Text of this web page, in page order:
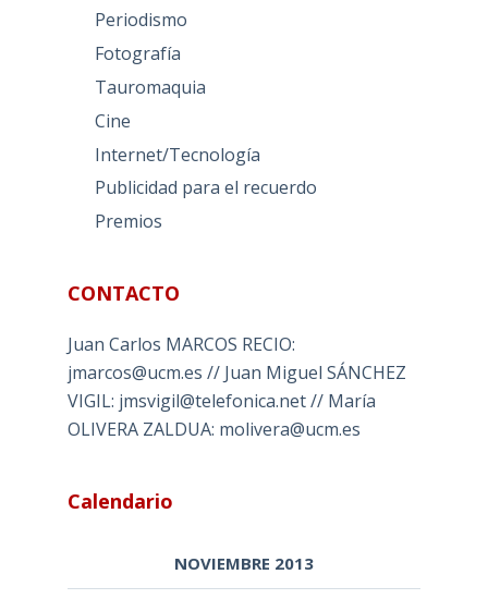
Periodismo
Fotografía
Tauromaquia
Cine
Internet/Tecnología
Publicidad para el recuerdo
Premios
CONTACTO
Juan Carlos MARCOS RECIO:
jmarcos@ucm.es // Juan Miguel SÁNCHEZ
VIGIL: jmsvigil@telefonica.net // María
OLIVERA ZALDUA: molivera@ucm.es
Calendario
NOVIEMBRE 2013